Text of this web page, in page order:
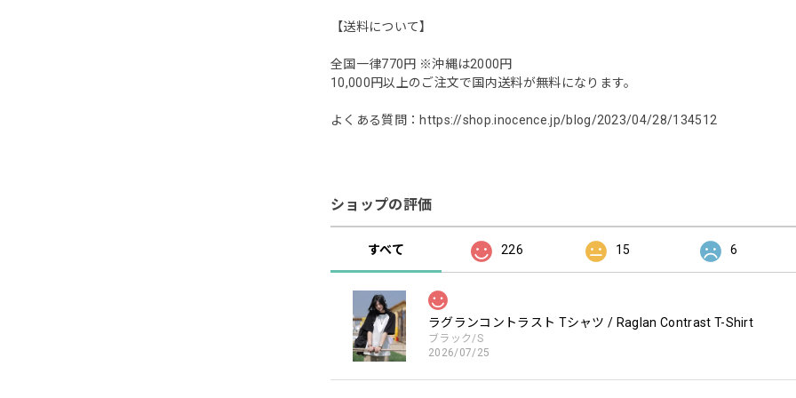
【送料について】
全国一律770円 ※沖縄は2000円
10,000円以上のご注文で国内送料が無料になります。
よくある質問： https://shop.inocence.jp/blog/2023/04/28/134512
ショップの評価
すべて 226 15 6
ラグランコントラスト Tシャツ / Raglan Contrast T-Shirt
ブラック/S
2026/07/25